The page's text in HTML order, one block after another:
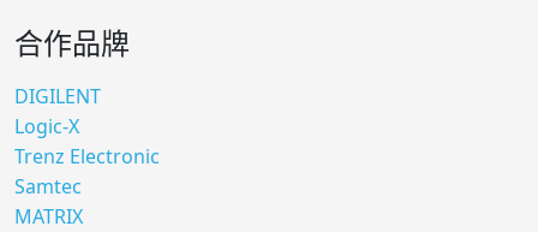
合作品牌
DIGILENT
Logic-X
Trenz Electronic
Samtec
MATRIX